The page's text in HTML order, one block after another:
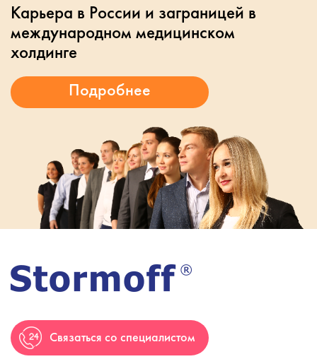
Карьера в России и заграницей в
международном медицинском
холдинге
Связаться со специалистом